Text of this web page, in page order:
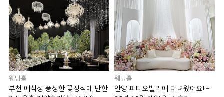
웨딩홀
부천 예식장 풍성한 꽃장식에 반한
웨딩홀
안양 파티오벨라에 다녀왔어요! –